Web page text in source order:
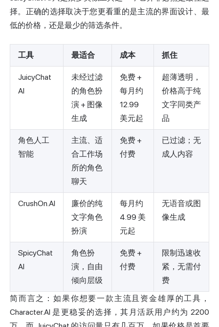
择。正确的选择取决于您更看重的是主流的界面设计、最
低的价格，还是最少的筛选条件。
工具 最适合 成本 抓住
JuicyChat
AI
未经过滤
的角色扮
演 + 图像
生成
免费 +
每月约
12.99
美元起
超薄透明，
价格高于纯
文字同类产
品
角色人工
智能
主流、适
合工作场
所的角色
聊天
免费 +
付费
已过滤；无
成人内容
CrushOn.AI
廉价的纯
文字角色
扮演
每月约
4.99 美
元起
无语音或图
像生成
SpicyChat
AI
角色扮
演，自由
倾向层级
免费 +
付费
限制迅速收
紧，无需付
费
简而言之：如果你想要一款主流且资金雄厚的工具，
Character.AI 是更稳妥的选择，其月活跃用户约为 2200